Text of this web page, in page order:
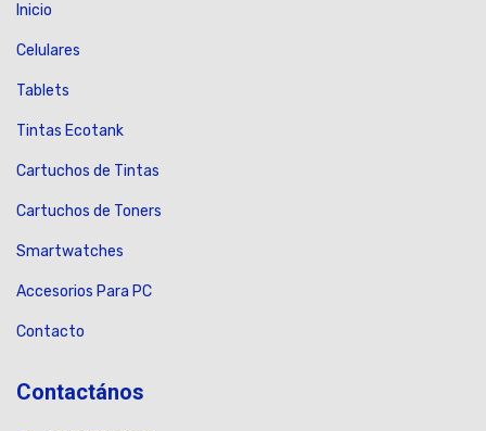
Inicio
Celulares
Tablets
Tintas Ecotank
Cartuchos de Tintas
Cartuchos de Toners
Smartwatches
Accesorios Para PC
Contacto
Contactános